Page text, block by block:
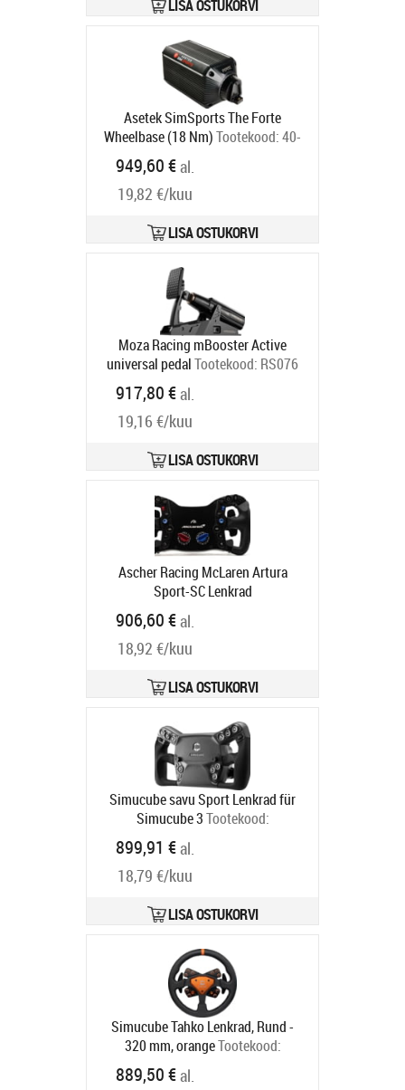
LISA OSTUKORVI
Asetek SimSports The Forte
Wheelbase (18 Nm)Tootekood:40-
020-0020003
Tarneaeg 6-9 tp
949,60 €al.
19,82 €/kuu
LISA OSTUKORVI
Moza Racing mBooster Active
universal pedalTootekood: RS076
917,80 €al.
19,16 €/kuu
LISA OSTUKORVI
Ascher Racing McLaren Artura
Sport-SC Lenkrad
906,60 €al.
18,92 €/kuu
LISA OSTUKORVI
Simucube savu Sport Lenkrad für
Simucube 3Tootekood:
SCSAVUSPORT-SC3
Tarneaeg 6-9 tp
899,91 €al.
18,79 €/kuu
LISA OSTUKORVI
Simucube Tahko Lenkrad, Rund -
320 mm, orangeTootekood:
SCTARO-OR
Tarneaeg 6-9 tp
889,50 €al.